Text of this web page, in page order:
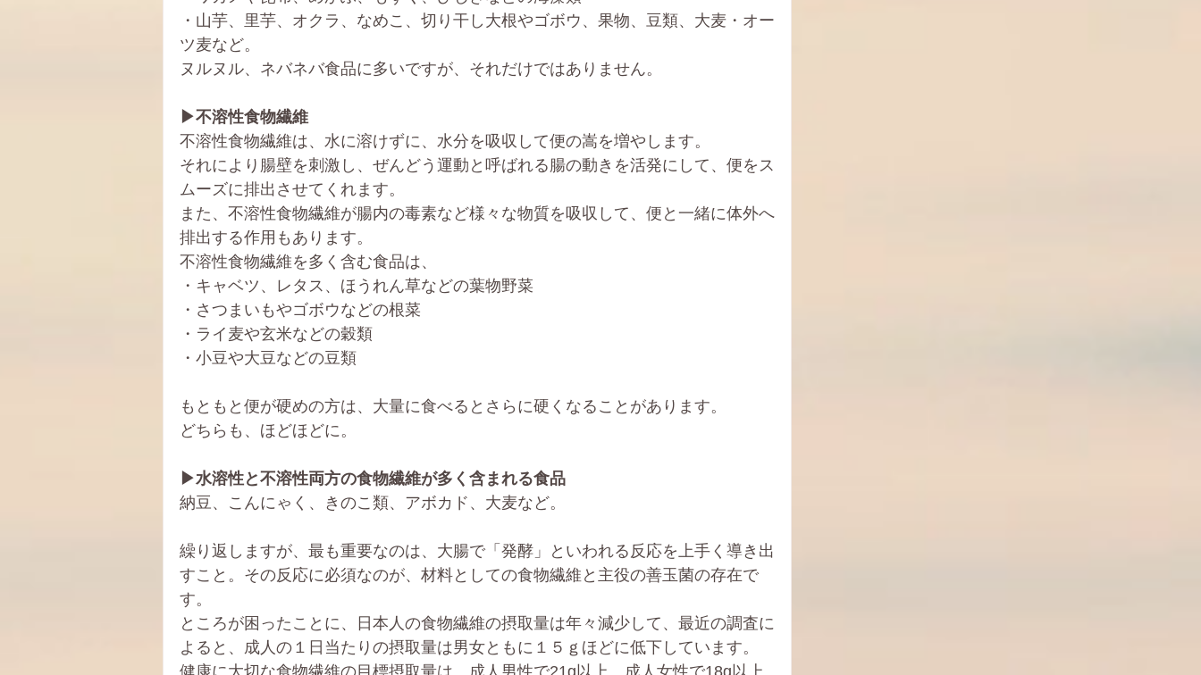
・山芋、里芋、オクラ、なめこ、切り干し大根やゴボウ、果物、豆類、大麦・オー
ツ麦など。
ヌルヌル、ネバネバ食品に多いですが、それだけではありません。
▶不溶性食物繊維
不溶性食物繊維は、水に溶けずに、水分を吸収して便の嵩を増やします。
それにより腸壁を刺激し、ぜんどう運動と呼ばれる腸の動きを活発にして、便をス
ムーズに排出させてくれます。
また、不溶性食物繊維が腸内の毒素など様々な物質を吸収して、便と一緒に体外へ
排出する作用もあります。
不溶性食物繊維を多く含む食品は、
・キャベツ、レタス、ほうれん草などの葉物野菜
・さつまいもやゴボウなどの根菜
・ライ麦や玄米などの穀類
・小豆や大豆などの豆類
もともと便が硬めの方は、大量に食べるとさらに硬くなることがあります。
どちらも、ほどほどに。
▶水溶性と不溶性両方の食物繊維が多く含まれる食品
納豆、こんにゃく、きのこ類、アボカド、大麦など。
繰り返しますが、最も重要なのは、大腸で「発酵」といわれる反応を上手く導き出
すこと。その反応に必須なのが、材料としての食物繊維と主役の善玉菌の存在で
す。
ところが困ったことに、日本人の食物繊維の摂取量は年々減少して、最近の調査に
よると、成人の１日当たりの摂取量は男女ともに１５ｇほどに低下しています。
健康に大切な食物繊維の目標摂取量は、成人男性で21g以上、成人女性で18g以上